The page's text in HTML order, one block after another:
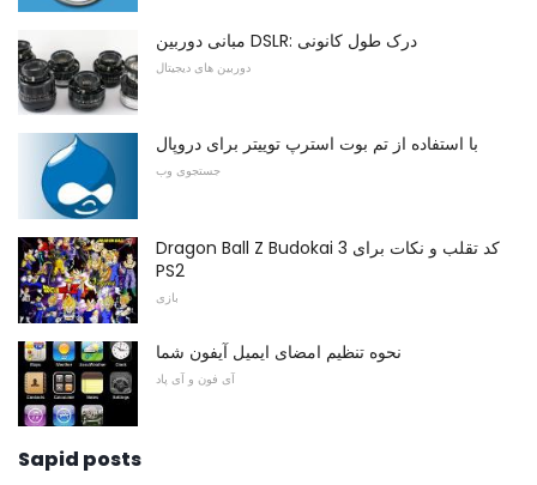
مبانی دوربین DSLR: درک طول کانونی
دوربین های دیجیتال
با استفاده از تم بوت استرپ توییتر برای دروپال
جستجوی وب
Dragon Ball Z Budokai 3 کد تقلب و نکات برای
PS2
بازی
نحوه تنظیم امضای ایمیل آیفون شما
آی فون و آی پاد
Sapid posts